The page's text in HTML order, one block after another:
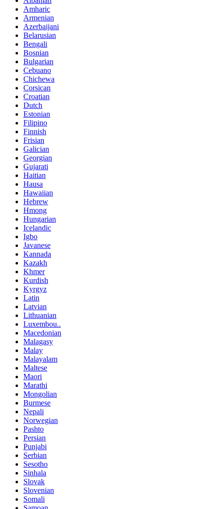
Amharic
Armenian
Azerbaijani
Belarusian
Bengali
Bosnian
Bulgarian
Cebuano
Chichewa
Corsican
Croatian
Dutch
Estonian
Filipino
Finnish
Frisian
Galician
Georgian
Gujarati
Haitian
Hausa
Hawaiian
Hebrew
Hmong
Hungarian
Icelandic
Igbo
Javanese
Kannada
Kazakh
Khmer
Kurdish
Kyrgyz
Latin
Latvian
Lithuanian
Luxembou..
Macedonian
Malagasy
Malay
Malayalam
Maltese
Maori
Marathi
Mongolian
Burmese
Nepali
Norwegian
Pashto
Persian
Punjabi
Serbian
Sesotho
Sinhala
Slovak
Slovenian
Somali